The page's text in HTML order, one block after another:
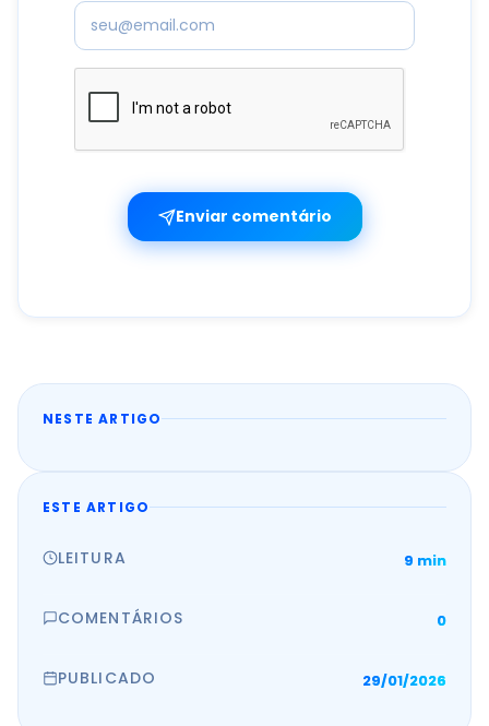
Enviar comentário
NESTE ARTIGO
ESTE ARTIGO
LEITURA 9 min
COMENTÁRIOS 0
PUBLICADO 29/01/2026